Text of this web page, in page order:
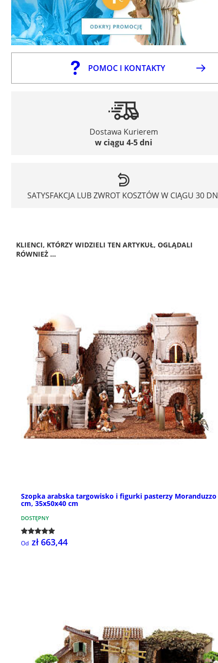
POMOC I KONTAKTY
Dostawa Kurierem
w ciągu 4-5 dni
SATYSFAKCJA LUB ZWROT KOSZTÓW W CIĄGU 30
KLIENCI, KTÓRZY WIDZIELI TEN ARTYKUŁ, OGLĄDALI
RÓWNIEŻ ...
Szopka arabska targowisko i figurki pasterzy Moranduzzo
cm, 35x50x40 cm
DOSTĘPNY
Od zł 663,44